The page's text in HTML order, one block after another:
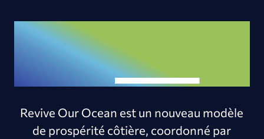
Revive Our Ocean est un nouveau modèle
de prospérité côtière, coordonné par